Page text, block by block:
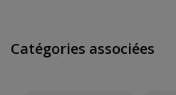
Catégories associées